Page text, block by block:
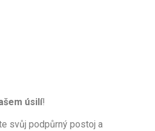
úsilí!
svůj podpůrný postoj a